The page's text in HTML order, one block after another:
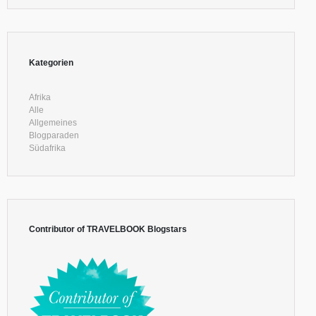
Kategorien
Afrika
Alle
Allgemeines
Blogparaden
Südafrika
Contributor of TRAVELBOOK Blogstars